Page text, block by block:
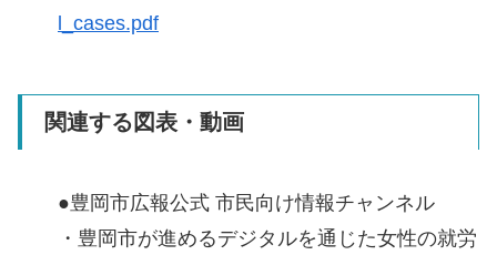
l_cases.pdf
関連する図表・動画
●豊岡市広報公式 市民向け情報チャンネル
・豊岡市が進めるデジタルを通じた女性の就労